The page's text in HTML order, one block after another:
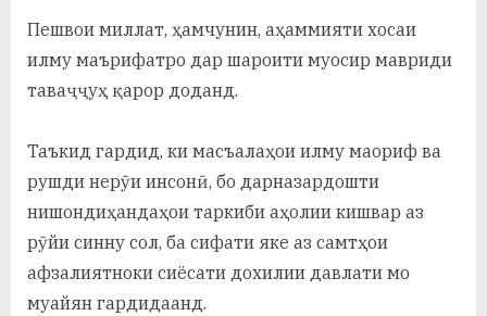
Пешвои миллат, ҳамчунин, аҳаммияти хосаи
илму маърифатро дар шароити муосир мавриди
таваҷҷуҳ қарор доданд.
Таъкид гардид, ки масъалаҳои илму маориф ва
рушди нерӯи инсонӣ, бо дарназардошти
нишондиҳандаҳои таркиби аҳолии кишвар аз
рӯйи синну сол, ба сифати яке аз самтҳои
афзалиятноки сиёсати дохилии давлати мо
муайян гардидаанд.